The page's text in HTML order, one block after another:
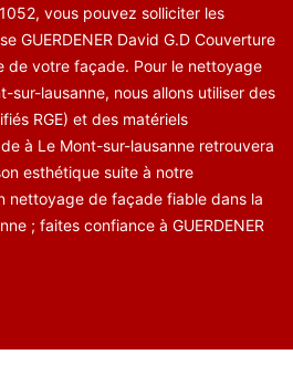
vous pouvez solliciter les
GUERDENER David G.D Couverture
de votre façade. Pour le nettoyage
sur-lausanne, nous allons utiliser des
RGE) et des matériels
à Le Mont-sur-lausanne retrouvera
esthétique suite à notre
nettoyage de façade fiable dans la
; faites confiance à GUERDENER